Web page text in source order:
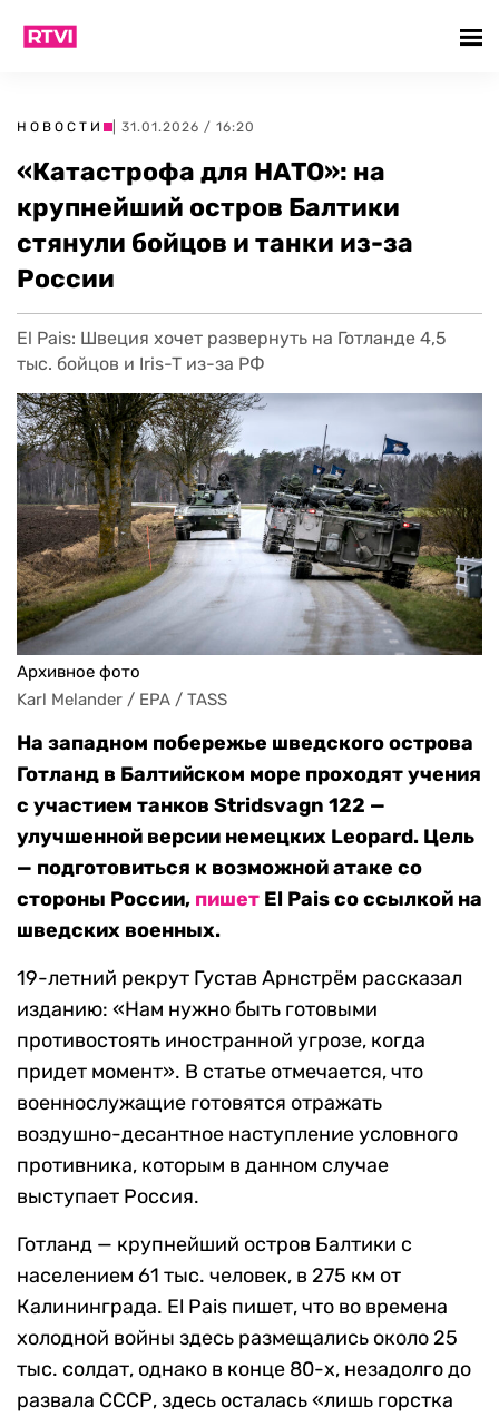
НОВОСТИ | 31.01.2026 / 16:20
«Катастрофа для НАТО»: на
крупнейший остров Балтики
стянули бойцов и танки из-за
России
El Pais: Швеция хочет развернуть на Готланде 4,5
тыс. бойцов и Iris-T из-за РФ
Архивное фото
Karl Melander / EPA / TASS
На западном побережье шведского острова
Готланд в Балтийском море проходят учения
с участием танков Stridsvagn 122 —
улучшенной версии немецких Leopard. Цель
— подготовиться к возможной атаке со
стороны России, пишет El Pais со ссылкой на
шведских военных.
19-летний рекрут Густав Арнстрём рассказал
изданию: «Нам нужно быть готовыми
противостоять иностранной угрозе, когда
придет момент». В статье отмечается, что
военнослужащие готовятся отражать
воздушно-десантное наступление условного
противника, которым в данном случае
выступает Россия.
Готланд — крупнейший остров Балтики с
населением 61 тыс. человек, в 275 км от
Калининграда. El Pais пишет, что во времена
холодной войны здесь размещались около 25
тыс. солдат, однако в конце 80-х, незадолго до
развала СССР, здесь осталась «лишь горстка